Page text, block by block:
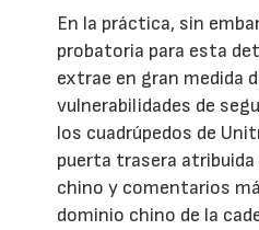
En la práctica, sin
probatoria para esta
extrae en gran medida
vulnerabilidades de
los cuadrúpedos de
puerta trasera
chino y comentarios
dominio chino de la